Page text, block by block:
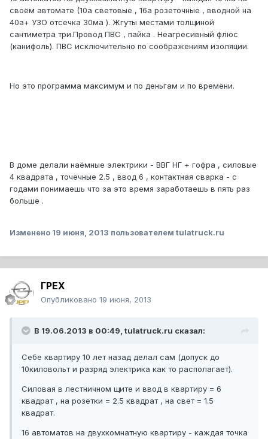
своём автомате (10а световые , 16а розеточные , вводной на
40а+ УЗО отсечка 30ма ). Жгуты местами толщиной
сантиметра три.Провод ПВС , пайка . Неагресивный флюс
(канифоль). ПВС исключительно по соображениям изоляции.
Но это программа максимум и по деньгам и по времени.
В доме делали наёмные электрики - ВВГ НГ + гофра , силовые
4 квадрата , точечные 2.5 , ввод 6 , контактная сварка - с
годами понимаешь что за это время заработаешь в пять раз
больше .
Изменено 19 июня, 2013 пользователем tulatruck.ru
ГРЕХ
Опубликовано 19 июня, 2013
В 19.06.2013 в 00:49, tulatruck.ru сказал:
Себе квартиру 10 лет назад делал сам (допуск до
10киловольт и разряд электрика как то располагает).
Силовая в лестничном щите и ввод в квартиру = 6
квадрат , на розетки = 2.5 квадрат , на свет = 1.5
квадрат.
16 автоматов на двухкомнатную квартиру - каждая точка